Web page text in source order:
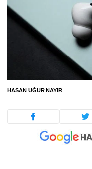
HASAN UĞUR NAYIR